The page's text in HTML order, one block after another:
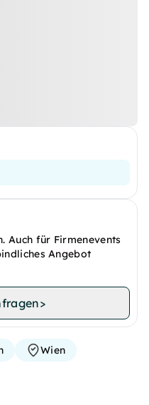
Auch für Firmenevents
Angebot
>
Wien